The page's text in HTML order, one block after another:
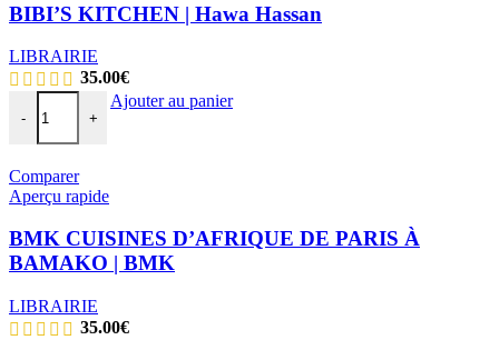
BIBI’S KITCHEN | Hawa Hassan
LIBRAIRIE
35.00€
- +
Ajouter au panier
Comparer
Aperçu rapide
BMK CUISINES D’AFRIQUE DE PARIS À
BAMAKO | BMK
LIBRAIRIE
35.00€